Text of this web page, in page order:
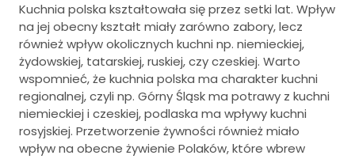
Kuchnia polska kształtowała się przez setki lat. Wpływ
na jej obecny kształt miały zarówno zabory, lecz
również wpływ okolicznych kuchni np. niemieckiej,
żydowskiej, tatarskiej, ruskiej, czy czeskiej. Warto
wspomnieć, że kuchnia polska ma charakter kuchni
regionalnej, czyli np. Górny Śląsk ma potrawy z kuchni
niemieckiej i czeskiej, podlaska ma wpływy kuchni
rosyjskiej. Przetworzenie żywności również miało
wpływ na obecne żywienie Polaków, które wbrew